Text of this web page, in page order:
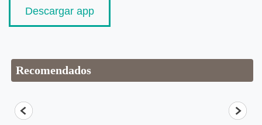
Descargar app
Recomendados